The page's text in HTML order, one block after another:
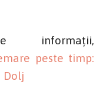
informații,
peste timp:
Dolj